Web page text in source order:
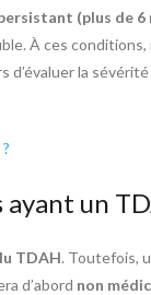
(plus de 6
À ces
la
un
TDAH. Toutefois,
d’abord non